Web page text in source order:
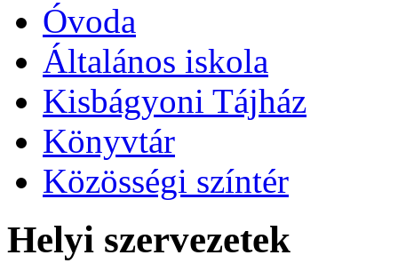
Óvoda
Általános iskola
Kisbágyoni Tájház
Könyvtár
Közösségi színtér
Helyi szervezetek